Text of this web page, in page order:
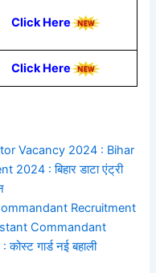
Click Here
Click Here
Vacancy 2024 : Bihar
2024 : बिहार डाटा एंट्री
Recruitment
Commandant
गार्ड नई बहाली